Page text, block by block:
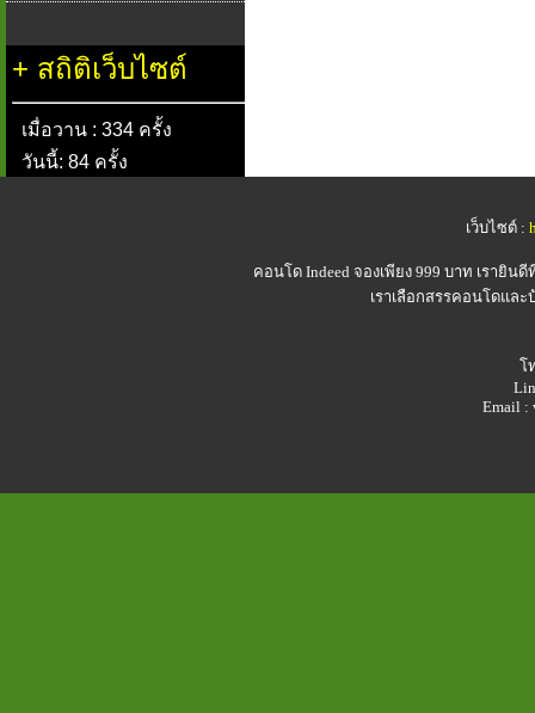
+ สถิติเว็บไซต์
เมื่อวาน : 334 ครั้ง
วันนี้: 84 ครั้ง
เว็บไซต์ :
คอนโด Indeedจองเพียง 999 บาท เรายิน
เราเลือกสรรคอนโดแล
โ
Email :